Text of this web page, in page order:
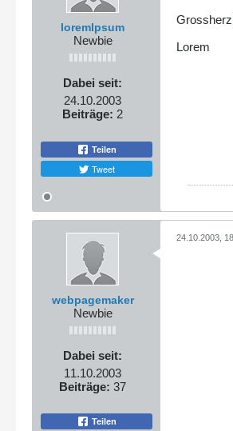
loremIpsum
Newbie
Dabei seit:
24.10.2003
Beiträge: 2
Teilen
Tweet
Lorem
webpagemaker
Newbie
Dabei seit:
11.10.2003
Beiträge: 37
Teilen
24.10.2003,